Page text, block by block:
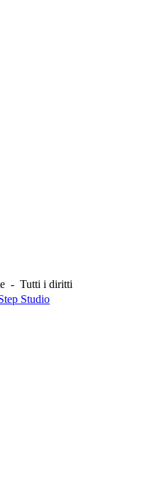
- Tutti i diritti
Studio